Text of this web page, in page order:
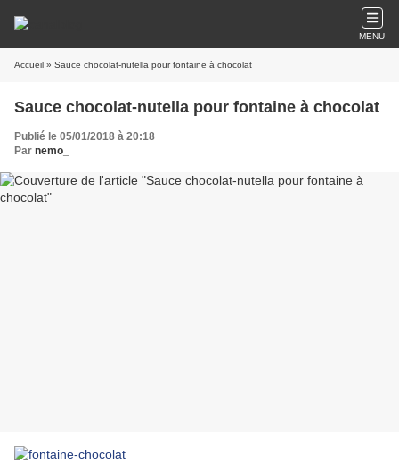
MENU
Accueil » Sauce chocolat-nutella pour fontaine à chocolat
Sauce chocolat-nutella pour fontaine à chocolat
Publié le 05/01/2018 à 20:18
Par nemo_